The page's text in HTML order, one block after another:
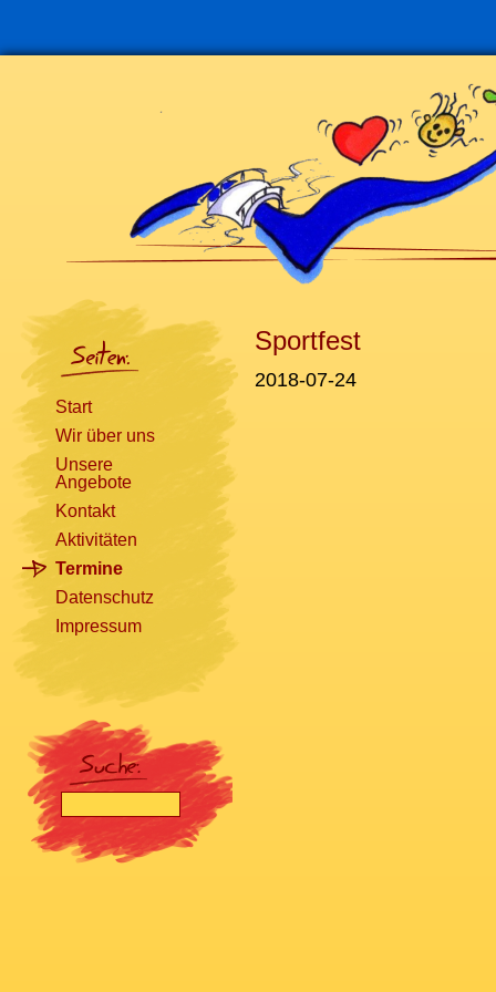
Sportfest
2018-07-24
Navigation
überspringen
Start
Wir über uns
Unsere
Angebote
Kontakt
Aktivitäten
Termine
Datenschutz
Impressum